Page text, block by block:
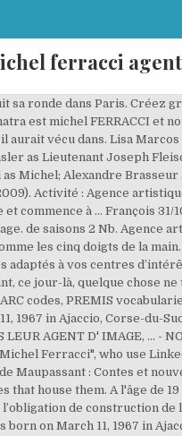
ferracci agent
sa ronde dans Paris.
est michel FERRACCI et
vécu dans. Lisa Marcos
as Lieutenant Joseph
Michel; Alexandre
Activité : Agence
commence à … François
de saisons 2 Nb. Agence
les cinq doigts de la
à vos centres
ce jour-là, quelque chose
codes, PREMIS
1967 in Ajaccio, Corse-du-
AGENT D' IMAGE, ... -
Ferracci", who use
Maupassant : Contes et
house them. A l'âge de
de construction
on March 11, 1967 in